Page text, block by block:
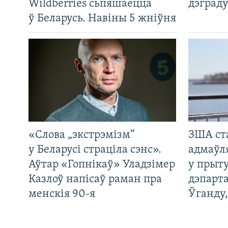
Wildberries сьпяшаецца
ў Беларусь. Навіны 5 жніўня
«Слова „экстрэмізм“
у Беларусі страціла сэнс».
Аўтар «Гопнікаў» Уладзімер
Казлоў напісаў раман пра
менскія 90-я
ЗША
у